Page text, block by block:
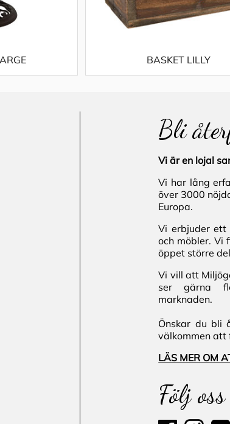
BASKET LILLY
Bli
Vi är en lojal
Vi har lång
över 3000
Europa.
Vi erbjuder ett
och möbler. Vi
öppet större
Vi vill att
ser gärna
marknaden.
Önskar du bli
välkommen att
LÄS MER OM
Följ oss